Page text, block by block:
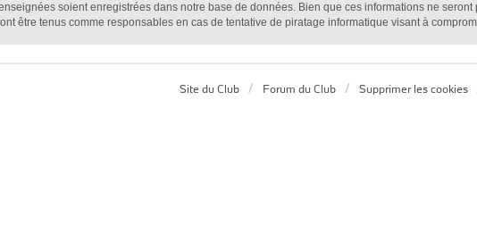
soient enregistrées dans notre base de données. Bien que ces informations ne seront
être tenus comme responsables en cas de tentative de piratage informatique visant à
Site du Club Forum du Club Supprimer les cookies